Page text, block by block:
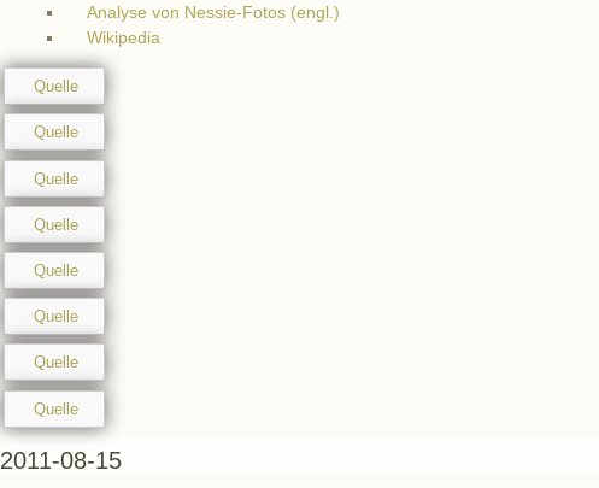
Analyse von Nessie-Fotos (engl.)
Wikipedia
Quelle
Quelle
Quelle
Quelle
Quelle
Quelle
Quelle
Quelle
2011-08-15